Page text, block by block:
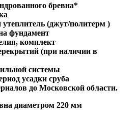
бревна*
(джут/политерм )
фундамент
комплект
(при наличии в
системы
усадки сруба
до Московской области.
диаметром 220 мм